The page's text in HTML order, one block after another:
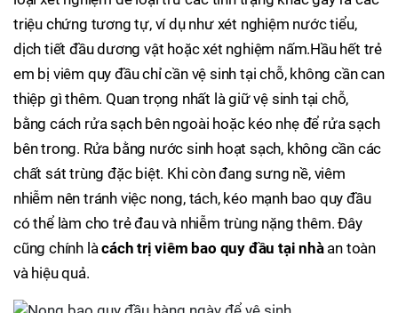
triệu chứng tương tự, ví dụ như xét nghiệm nước tiểu,
dịch tiết đầu dương vật hoặc xét nghiệm nấm.Hầu hết trẻ
em bị viêm quy đầu chỉ cần vệ sinh tại chỗ, không cần can
thiệp gì thêm. Quan trọng nhất là giữ vệ sinh tại chỗ,
bằng cách rửa sạch bên ngoài hoặc kéo nhẹ để rửa sạch
bên trong. Rửa bằng nước sinh hoạt sạch, không cần các
chất sát trùng đặc biệt. Khi còn đang sưng nề, viêm
nhiễm nên tránh việc nong, tách, kéo mạnh bao quy đầu
có thể làm cho trẻ đau và nhiễm trùng nặng thêm. Đây
cũng chính làcách trị viêm bao quy đầu tại nhàan toàn
và hiệu quả.